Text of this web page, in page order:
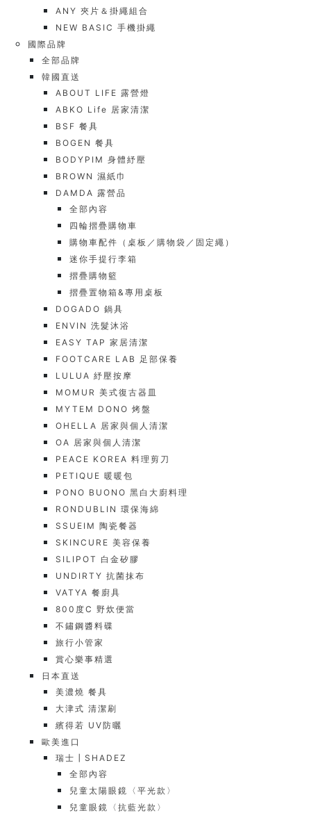
ANY 夾片＆掛繩組合
NEW BASIC 手機掛繩
國際品牌
全部品牌
韓國直送
ABOUT LIFE 露營燈
ABKO Life 居家清潔
BSF 餐具
BOGEN 餐具
BODYPIM 身體紓壓
BROWN 濕紙巾
DAMDA 露營品
全部內容
四輪摺疊購物車
購物車配件（桌板／購物袋／固定繩）
迷你手提行李箱
摺疊購物籃
摺疊置物箱&專用桌板
DOGADO 鍋具
ENVIN 洗髮沐浴
EASY TAP 家居清潔
FOOTCARE LAB 足部保養
LULUA 紓壓按摩
MOMUR 美式復古器皿
MYTEM DONO 烤盤
OHELLA 居家與個人清潔
OA 居家與個人清潔
PEACE KOREA 料理剪刀
PETIQUE 暖暖包
PONO BUONO 黑白大廚料理
RONDUBLIN 環保海綿
SSUEIM 陶瓷餐器
SKINCURE 美容保養
SILIPOT 白金矽膠
UNDIRTY 抗菌抹布
VATYA 餐廚具
800度C 野炊便當
不鏽鋼醬料碟
旅行小管家
賞心樂事精選
日本直送
美濃燒 餐具
大津式 清潔刷
繽得若 UV防曬
歐美進口
瑞士┃SHADEZ
全部內容
兒童太陽眼鏡〈平光款〉
兒童眼鏡〈抗藍光款〉